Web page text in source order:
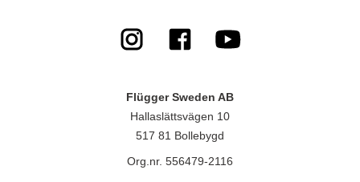
Flügger Sweden AB
Hallaslättsvägen 10
517 81 Bollebygd
Org.nr. 556479-2116